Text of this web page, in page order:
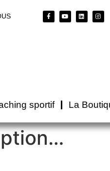
sportif La